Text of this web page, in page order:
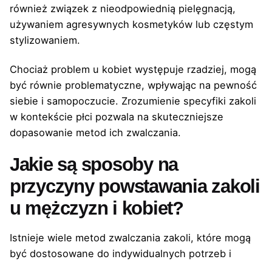
również związek z nieodpowiednią pielęgnacją,
używaniem agresywnych kosmetyków lub częstym
stylizowaniem.
Chociaż problem u kobiet występuje rzadziej, mogą
być równie problematyczne, wpływając na pewność
siebie i samopoczucie. Zrozumienie specyfiki zakoli
w kontekście płci pozwala na skuteczniejsze
dopasowanie metod ich zwalczania.
Jakie są sposoby na
przyczyny powstawania zakoli
u mężczyzn i kobiet?
Istnieje wiele metod zwalczania zakoli, które mogą
być dostosowane do indywidualnych potrzeb i